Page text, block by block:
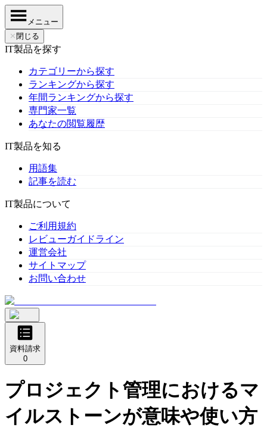
メニュー
✕ 閉じる
IT製品を探す
カテゴリーから探す
ランキングから探す
年間ランキングから探す
専門家一覧
あなたの閲覧履歴
IT製品を知る
用語集
記事を読む
IT製品について
ご利用規約
レビューガイドライン
運営会社
サイトマップ
お問い合わせ
資料請求
0
プロジェクト管理におけるマ
イルストーンが意味や使い方